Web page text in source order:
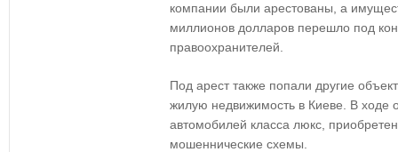
компании были арестованы, а
миллионов долларов перешло под
правоохранителей.
Под арест также попали другие
жилую недвижимость в Киеве. В ходе
автомобилей класса люкс,
мошеннические схемы.